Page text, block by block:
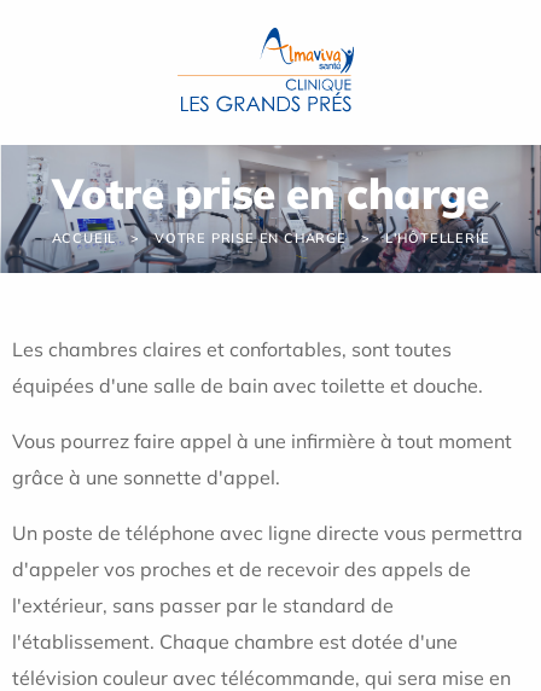
Votre prise en charge
ACCUEIL VOTRE PRISE EN CHARGE L'HÔTELLERIE
Les chambres claires et confortables, sont toutes
équipées d'une salle de bain avec toilette et douche.
Vous pourrez faire appel à une infirmière à tout moment
grâce à une sonnette d'appel.
Un poste de téléphone avec ligne directe vous permettra
d'appeler vos proches et de recevoir des appels de
l'extérieur, sans passer par le standard de
l'établissement. Chaque chambre est dotée d'une
télévision couleur avec télécommande, qui sera mise en